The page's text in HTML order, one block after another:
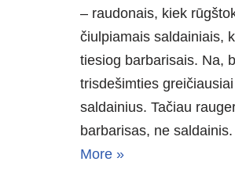
– raudonais, kiek
čiulpiamais saldainiais,
tiesiog barbarisais. Na,
trisdešimties
saldainius. Tačiau
barbarisas, ne
More »